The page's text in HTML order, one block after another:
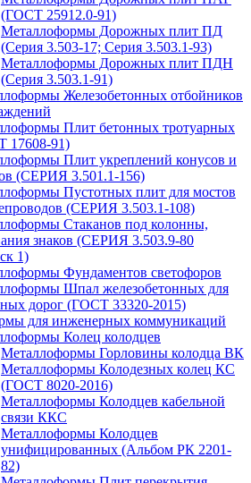
(ГОСТ 25912.0-91)
Металлоформы Дорожных плит ПД
(Серия 3.503-17; Серия 3.503.1-93)
Металлоформы Дорожных плит ПДН
(Серия 3.503.1-91)
Железобетонных отбойников
Плит бетонных тротуарных
17608-91)
Плит укреплений конусов и
(СЕРИЯ 3.501.1-156)
Пустотных плит для мостов
(СЕРИЯ 3.503.1-108)
Стаканов под колонны,
знаков (СЕРИЯ 3.503.9-80
1)
Фундаментов светофоров
Шпал железобетонных для
дорог (ГОСТ 33320-2015)
для инженерных коммуникаций
Колец колодцев
Металлоформы Горловины колодца ВК
Металлоформы Колодезных колец КС
(ГОСТ 8020-2016)
Металлоформы Колодцев кабельной
связи ККС
Металлоформы Колодцев
унифицированных (Альбом РК 2201-
82)